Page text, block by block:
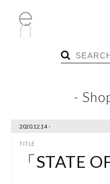
-
2020.12.14 -
「STATE